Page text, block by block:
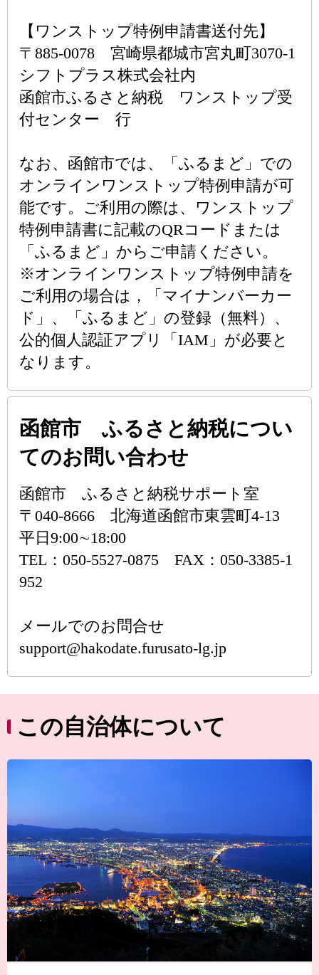
【ワンストップ特例申請書送付先】
〒885-0078 宮崎県都城市宮丸町3070-1
シフトプラス株式会社内
函館市ふるさと納税 ワンストップ受
付センター 行
なお、函館市では、「ふるまど」での
オンラインワンストップ特例申請が可
能です。ご利用の際は、ワンストップ
特例申請書に記載のQRコードまたは
「ふるまど」からご申請ください。
※オンラインワンストップ特例申請を
ご利用の場合は，「マイナンバーカー
ド」、「ふるまど」の登録（無料）、
公的個人認証アプリ「IAM」が必要と
なります。
函館市 ふるさと納税につい
てのお問い合わせ
函館市 ふるさと納税サポート室
〒040-8666 北海道函館市東雲町4-13
平日9:00∼18:00
TEL：050-5527-0875 FAX：050-3385-1
952
メールでのお問合せ
support@hakodate.furusato-lg.jp
この自治体について